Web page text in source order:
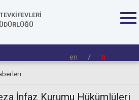
en / tr
İnfaz Kurumu Hükümlüleri